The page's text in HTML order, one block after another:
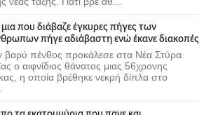
που διάβαζε έγκυρες πήγες των
πήγε αδιάβαστη ενώ έκανε διακοπές
βαρύ πένθος προκάλεσε στα Νέα Στύρα
ο αιφνίδιος θάνατος μιας 56χρονης
η οποία βρέθηκε νεκρή δίπλα στο